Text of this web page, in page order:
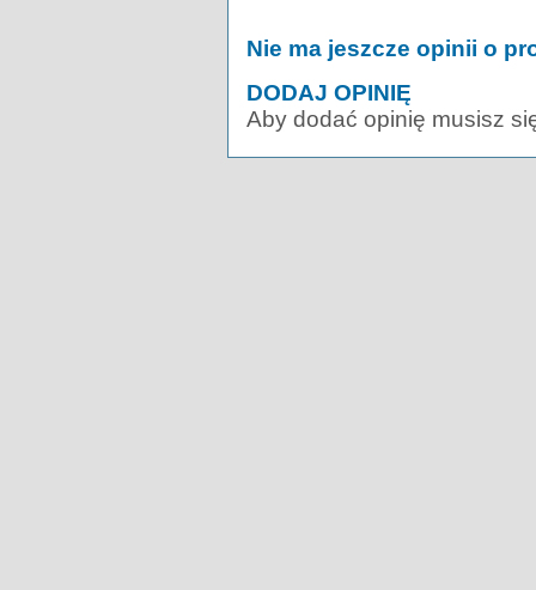
Nie ma jeszcze opinii o
DODAJ OPINIĘ
Aby dodać opinię musisz